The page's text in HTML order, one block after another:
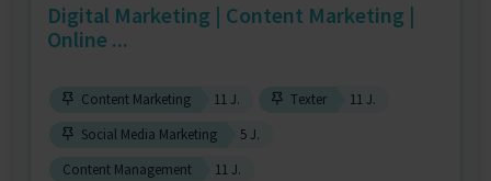
Digital Marketing | Content Marketing |
Online ...
Content Marketing 11 J. Texter
11 J.
Social Media Marketing
5 J.
Content Management
11 J.